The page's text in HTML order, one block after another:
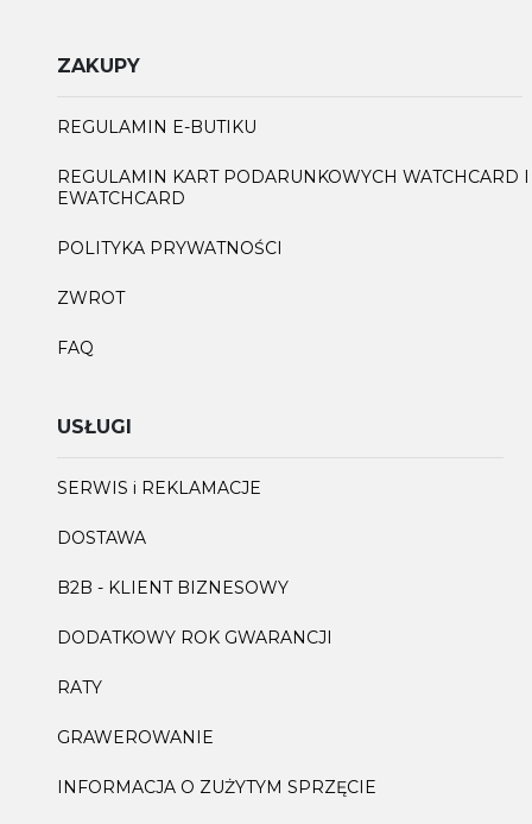
ZAKUPY
REGULAMIN E-BUTIKU
REGULAMIN KART PODARUNKOWYCH WATCHCARD I
EWATCHCARD
POLITYKA PRYWATNOŚCI
ZWROT
FAQ
USŁUGI
SERWIS i REKLAMACJE
DOSTAWA
B2B - KLIENT BIZNESOWY
DODATKOWY ROK GWARANCJI
RATY
GRAWEROWANIE
INFORMACJA O ZUŻYTYM SPRZĘCIE